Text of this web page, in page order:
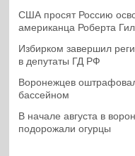
США просят Россию
американца Роберта
Избирком завершил
в депутаты ГД РФ
Воронежцев
бассейном
В начале августа в
подорожали огурцы